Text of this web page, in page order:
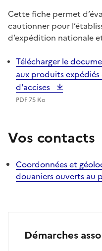
Cette fiche permet
cautionner pour
d’expédition nationale
Télécharger le
aux produits
d'accises
PDF 75 Ko
Vos contacts
Coordonnées et
douaniers ouverts au
Démarches